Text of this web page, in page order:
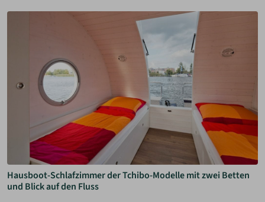
Hausboot-Schlafzimmer der Tchibo-Modelle mit zwei Betten
und Blick auf den Fluss